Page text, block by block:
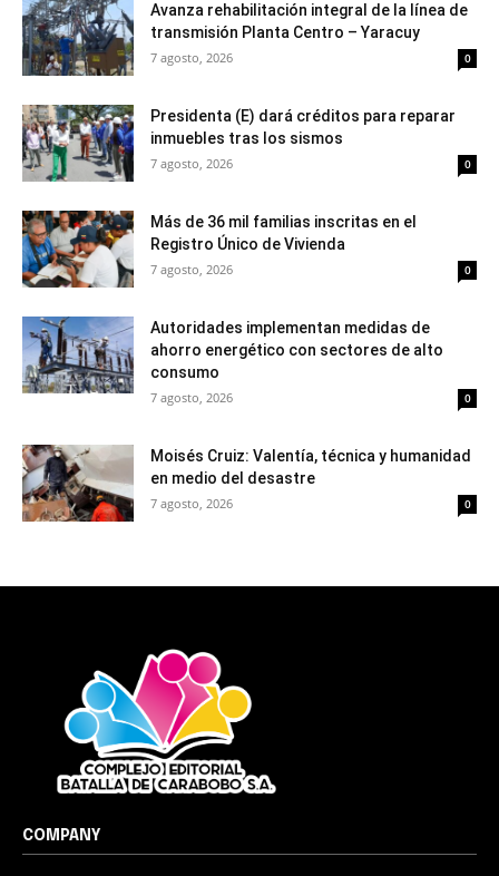
Avanza rehabilitación integral de la línea de
transmisión Planta Centro – Yaracuy
7 agosto, 2026 0
Presidenta (E) dará créditos para reparar
inmuebles tras los sismos
7 agosto, 2026 0
Más de 36 mil familias inscritas en el
Registro Único de Vivienda
7 agosto, 2026 0
Autoridades implementan medidas de
ahorro energético con sectores de alto
consumo
7 agosto, 2026 0
Moisés Cruiz: Valentía, técnica y humanidad
en medio del desastre
7 agosto, 2026 0
COMPANY